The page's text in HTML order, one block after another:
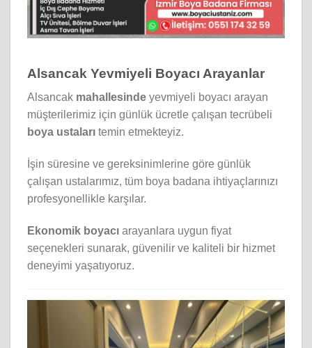
Alsancak Yevmiyeli Boyacı Arayanlar
Alsancak mahallesinde yevmiyeli boyacı arayan
müşterilerimiz için günlük ücretle çalışan tecrübeli
boya ustaları temin etmekteyiz.
İşin süresine ve gereksinimlerine göre günlük
çalışan ustalarımız, tüm boya badana ihtiyaçlarınızı
profesyonellikle karşılar.
Ekonomik boyacı arayanlara uygun fiyat
seçenekleri sunarak, güvenilir ve kaliteli bir hizmet
deneyimi yaşatıyoruz.